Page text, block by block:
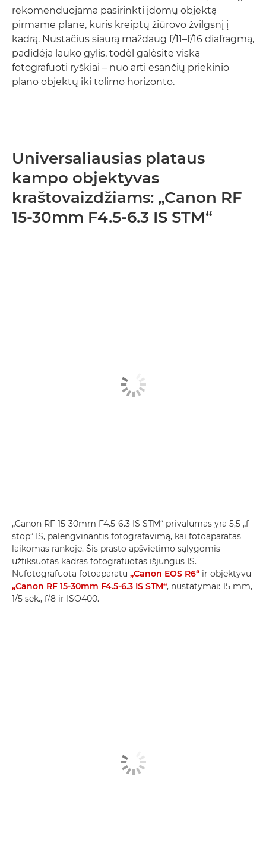
rekomenduojama pasirinkti įdomų objektą
pirmame plane, kuris kreiptų žiūrovo žvilgsnį į
kadrą. Nustačius siaurą maždaug f/11–f/16 diafragmą,
padidėja lauko gylis, todėl galėsite viską
fotografuoti ryškiai – nuo arti esančių priekinio
plano objektų iki tolimo horizonto.
Universaliausias plataus
kampo objektyvas
kraštovaizdžiams: „Canon RF
15-30mm F4.5-6.3 IS STM“
„Canon RF 15-30mm F4.5-6.3 IS STM“ privalumas yra 5,5 „f-
stop“ IS, palengvinantis fotografavimą, kai fotoaparatas
laikomas rankoje. Šis prasto apšvietimo sąlygomis
užfiksuotas kadras fotografuotas išjungus IS.
Nufotografuota fotoaparatu „Canon EOS R6“ ir objektyvu
„Canon RF 15-30mm F4.5-6.3 IS STM“, nustatymai: 15 mm,
1/5 sek., f/8 ir ISO400.